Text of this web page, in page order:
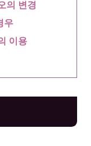
의 변경
우
이용